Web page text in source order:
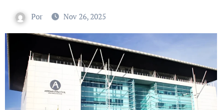
Por Nov 26, 2025